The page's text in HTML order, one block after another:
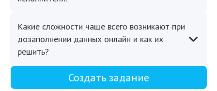
Какие сложности чаще всего возникают при
дозаполнении данных онлайн и как их
решить?
Создать задание